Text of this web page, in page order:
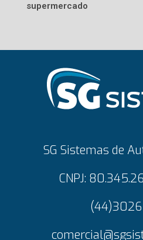
supermercado
SG Sistemas de
CNPJ: